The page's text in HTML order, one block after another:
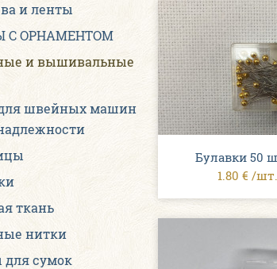
и ленты
С ОРНАМЕНТОМ
и вышивальные
швейных машин
ткань
нитки
сумок
Булавки 50
1.80 € /шт.